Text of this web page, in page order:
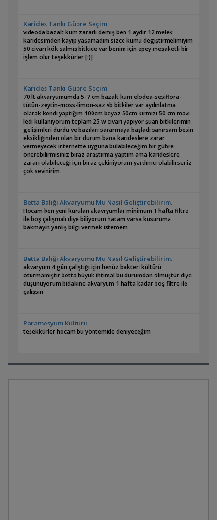
Karides Tankı Gübre Seçimi
videoda bazalt kum zararlı demiş ben 1 aydır 12 melek
karidesimden kayıp yaşamadım sizce kumu degiştirmelimiyim
50 civarı kök salmış bitkide var benim için epey meşaketli bir
işlem olur teşekkürler [:)]
Karides Tankı Gübre Seçimi
70 lt akvaryumumda 5-7 cm bazalt kum elodea-sesiflora-
tütün-zeytin-moss-limon-saz vb bitkiler var aydınlatma
olarak kendi yaptığım 100cm beyaz 50cm kırmızı 50 cm mavi
ledi kullanıyorum toplam 25 w civarı yapıyor şuan bitkilerimin
gelişimleri durdu ve bazıları sararmaya başladı sanırsam besin
eksikliğinden olan bir durum bana karideslere zarar
vermeyecek internette uyguna bulabileceğim bir gübre
önerebilirmisiniz biraz araştırma yaptım ama karideslere
zararı olabileceği için biraz çekiniyorum yardımcı olabilirseniz
çok sevinirim
Betta Balığı Akvaryumu Mu Nasıl Geliştirebilirim.
Hocam ben yeni kurulan akavryumlar minimum 1 hafta filtre
ile boş çalışmalı diye biliyorum hatam varsa kusuruma
bakmayın yanlış bilgi vermek istemem
Betta Balığı Akvaryumu Mu Nasıl Geliştirebilirim.
akvaryum 4 gün çalıştığı için henüz bakteri kültürü
oturmamıştır betta büyük ihtimal bu durumdan ölmüştür diye
düşünüyorum bidakine akvaryum 1 hafta kadar boş filtre ile
çalışsın
Paramesyum Kültürü
teşekkürler hocam bu yöntemide deniyeceğim